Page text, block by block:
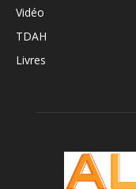
Vidéo
TDAH
Livres